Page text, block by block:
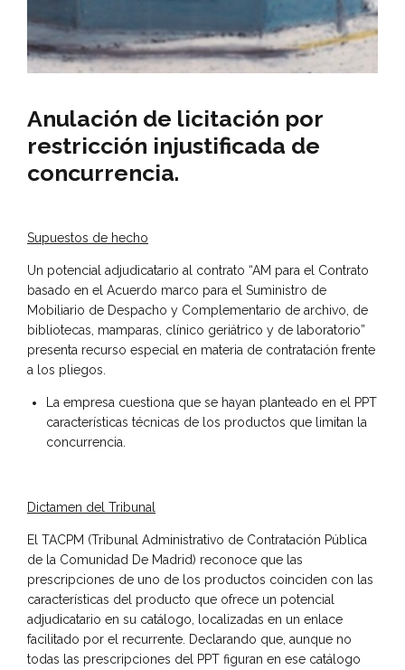
Anulación de licitación por
restricción injustificada de
concurrencia.
Supuestos de hecho
Un potencial adjudicatario al contrato “AM para el Contrato
basado en el Acuerdo marco para el Suministro de
Mobiliario de Despacho y Complementario de archivo, de
bibliotecas, mamparas, clínico geriátrico y de laboratorio”
presenta recurso especial en materia de contratación frente
a los pliegos.
La empresa cuestiona que se hayan planteado en el PPT
características técnicas de los productos que limitan la
concurrencia.
Dictamen del Tribunal
El TACPM (Tribunal Administrativo de Contratación Pública
de la Comunidad De Madrid) reconoce que las
prescripciones de uno de los productos coinciden con las
características del producto que ofrece un potencial
adjudicatario en su catálogo, localizadas en un enlace
facilitado por el recurrente. Declarando que, aunque no
todas las prescripciones del PPT figuran en ese catálogo